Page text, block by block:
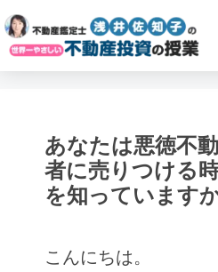
あなたは悪徳不
者に売りつける
を知っています
こんにちは。